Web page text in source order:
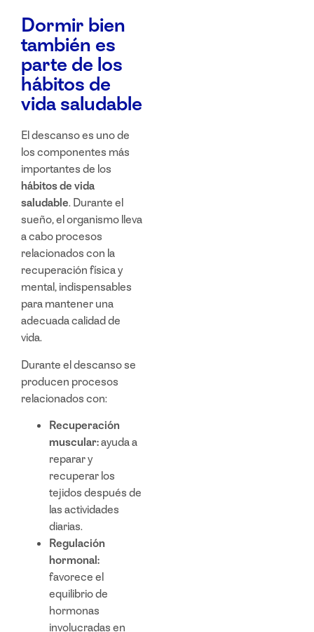
Dormir bien
también es
parte de los
hábitos de
vida saludable
El descanso es uno de
los componentes más
importantes de los
hábitos de vida
saludable. Durante el
sueño, el organismo lleva
a cabo procesos
relacionados con la
recuperación física y
mental, indispensables
para mantener una
adecuada calidad de
vida.
Durante el descanso se
producen procesos
relacionados con:
Recuperación
muscular:ayuda a
reparar y
recuperar los
tejidos después de
las actividades
diarias.
Regulación
hormonal:
favorece el
equilibrio de
hormonas
involucradas en